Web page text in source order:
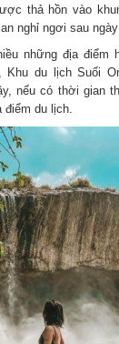
thả hồn vào
nghỉ ngơi sau
những địa điểm
Khu du lịch Suối
nếu có thời gian
du lịch.